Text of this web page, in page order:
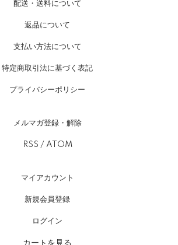
配送・送料について
返品について
支払い方法について
特定商取引法に基づく表記
プライバシーポリシー
メルマガ登録・解除
RSS / ATOM
マイアカウント
新規会員登録
ログイン
カートを見る